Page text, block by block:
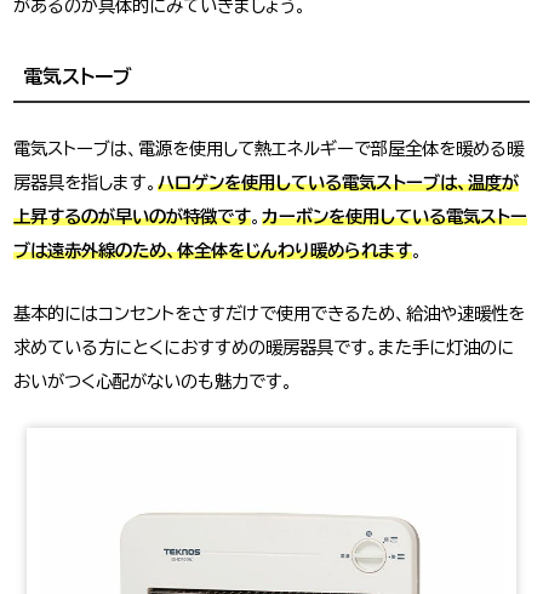
があるのか具体的にみていきましょう。
電気ストーブ
電気ストーブは、電源を使用して熱エネルギーで部屋全体を暖める暖
房器具を指します。ハロゲンを使用している電気ストーブは、温度が
上昇するのが早いのが特徴です。カーボンを使用している電気ストー
ブは遠赤外線のため、体全体をじんわり暖められます。
基本的にはコンセントをさすだけで使用できるため、給油や速暖性を
求めている方にとくにおすすめの暖房器具です。また手に灯油のに
おいがつく心配がないのも魅力です。